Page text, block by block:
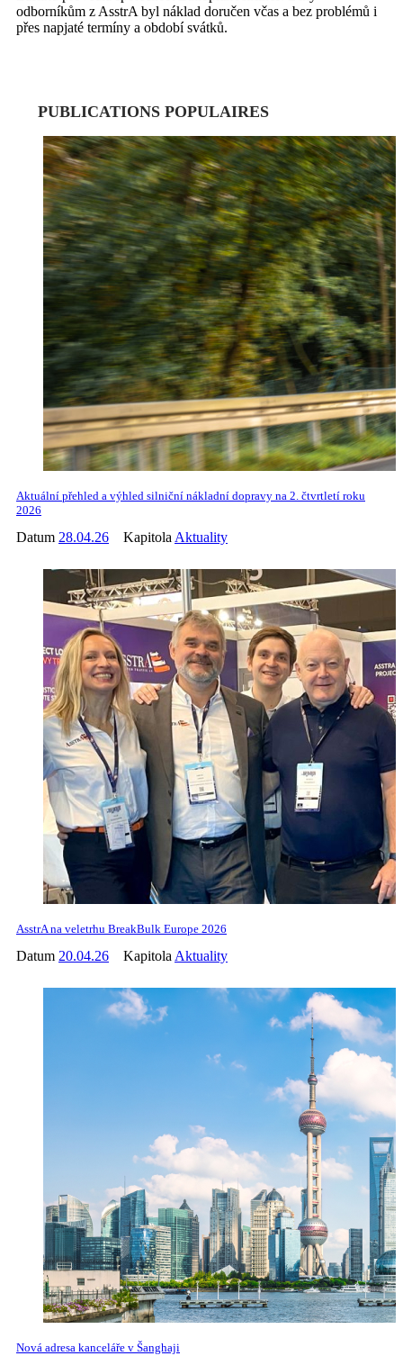
odborníkům z AsstrA byl náklad doručen včas a bez problémů i
přes napjaté termíny a období svátků.
PUBLICATIONS POPULAIRES
Aktuální přehled a výhled silniční nákladní dopravy na 2. čtvrtletí roku
2026
Datum 28.04.26 Kapitola Aktuality
AsstrA na veletrhu BreakBulk Europe 2026
Datum 20.04.26 Kapitola Aktuality
Nová adresa kanceláře v Šanghaji